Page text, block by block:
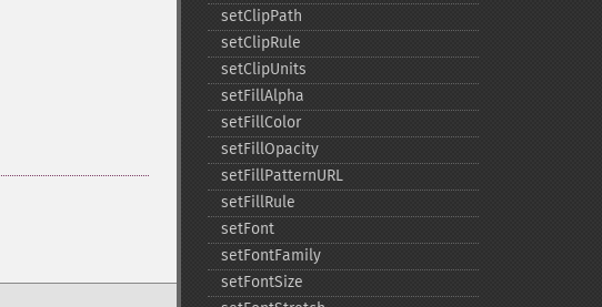
setClipPath
setClipRule
setClipUnits
setFillAlpha
setFillColor
setFillOpacity
setFillPatternURL
setFillRule
setFont
setFontFamily
setFontSize